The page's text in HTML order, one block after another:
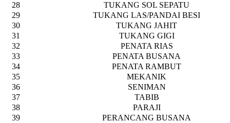
28
TUKANG SOL SEPATU
29
TUKANG LAS/PANDAI BESI
30
TUKANG JAHIT
31
TUKANG GIGI
32
PENATA RIAS
33
PENATA BUSANA
34
PENATA RAMBUT
35
MEKANIK
36
SENIMAN
37
TABIB
38
PARAJI
39
PERANCANG BUSANA